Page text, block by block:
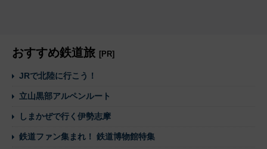
おすすめ鉄道旅 [PR]
JRで北陸に行こう！
立山黒部アルペンルート
しまかぜで行く伊勢志摩
鉄道ファン集まれ！ 鉄道博物館特集